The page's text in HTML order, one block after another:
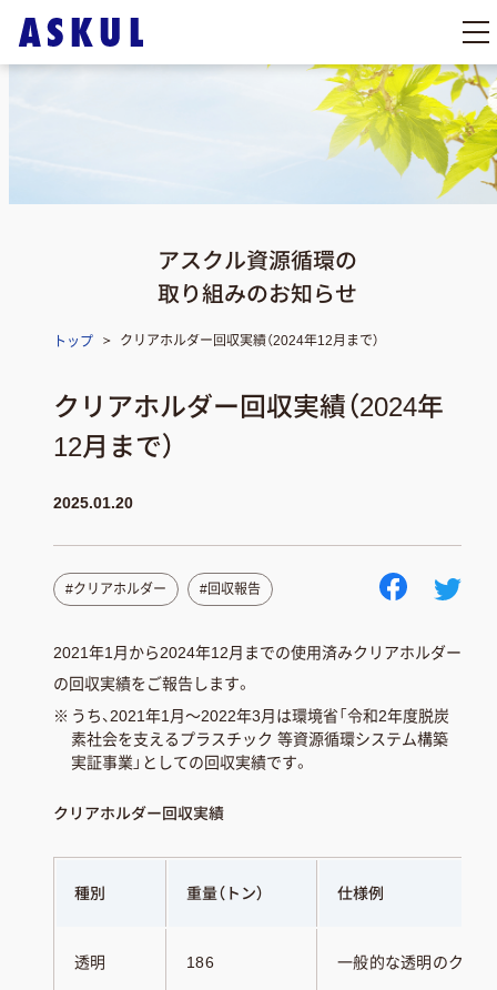
アスクル資源循環の
取り組みのお知らせ
トップ クリアホルダー回収実績（2024年12月まで）
クリアホルダー回収実績（2024年
12月まで）
2025.01.20
#クリアホルダー #回収報告
2021年1月から2024年12月までの使用済みクリアホルダー
の回収実績をご報告します。
※ うち、2021年1月～2022年3月は環境省「令和2年度脱炭
素社会を支えるプラスチック 等資源循環システム構築
実証事業」としての回収実績です。
クリアホルダー回収実績
種別 重量（トン） 仕様例
透明 186 一般的な透明のクリ